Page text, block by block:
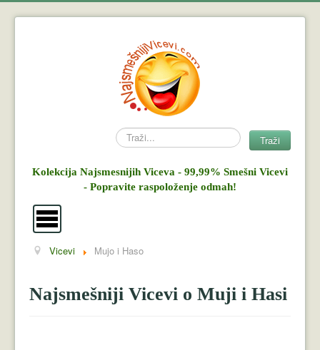
Search Traži
Kolekcija Najsmesnijih Viceva - 99,99% Smešni Vicevi
- Popravite raspoloženje odmah!
Vicevi
Mujo i Haso
Vicevi Mujo i Haso
Najsmešniji Vicevi o Muji i Hasi